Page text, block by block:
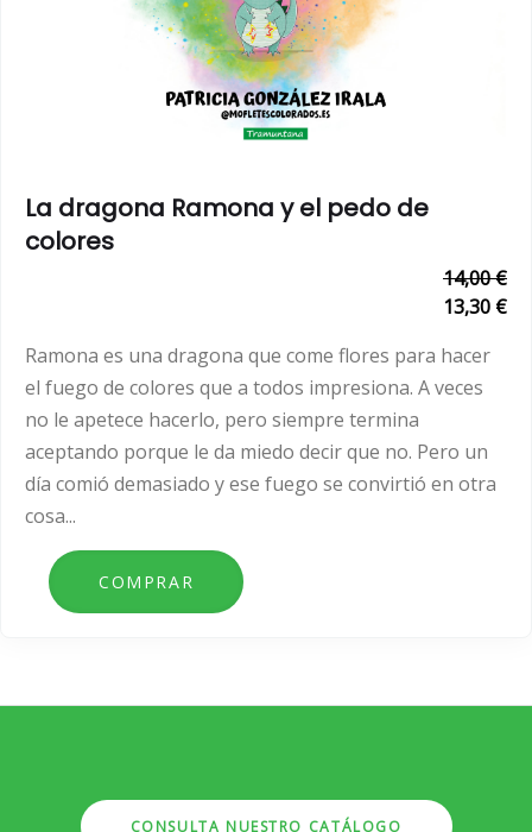
La dragona Ramona y el pedo de
colores
14,00 €
13,30 €
Ramona es una dragona que come flores para hacer
el fuego de colores que a todos impresiona. A veces
no le apetece hacerlo, pero siempre termina
aceptando porque le da miedo decir que no. Pero un
día comió demasiado y ese fuego se convirtió en otra
cosa...
CONSULTA NUESTRO CATÁLOGO